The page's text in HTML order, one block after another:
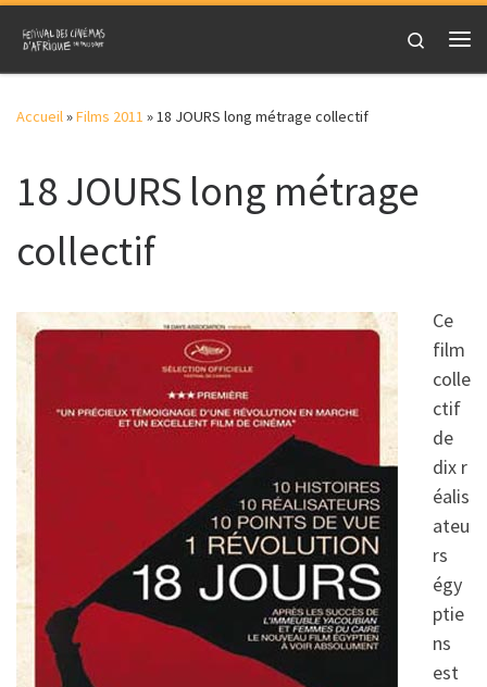
Skip to content
Search
Accueil»Films 2011 »18 JOURS long métrage collectif
18 JOURS long métrage
collectif
Ce
film
colle
ctif
de
dix r
éalis
ateu
rs
égy
ptie
ns
est